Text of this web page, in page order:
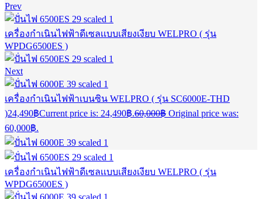
Prev
เครื่องกำเนินไฟฟ้าดีเซลเเบบเสียงเงียบ WELPRO ( รุ่น
WPDG6500ES )
Next
เครื่องกำเนินไฟฟ้าเบนซิน WELPRO ( รุ่น SC6000E-THD
)24,490฿Current price is: 24,490฿.60,000฿ Original price was:
60,000฿.
เครื่องกำเนินไฟฟ้าดีเซลเเบบเสียงเงียบ WELPRO ( รุ่น
WPDG6500ES )